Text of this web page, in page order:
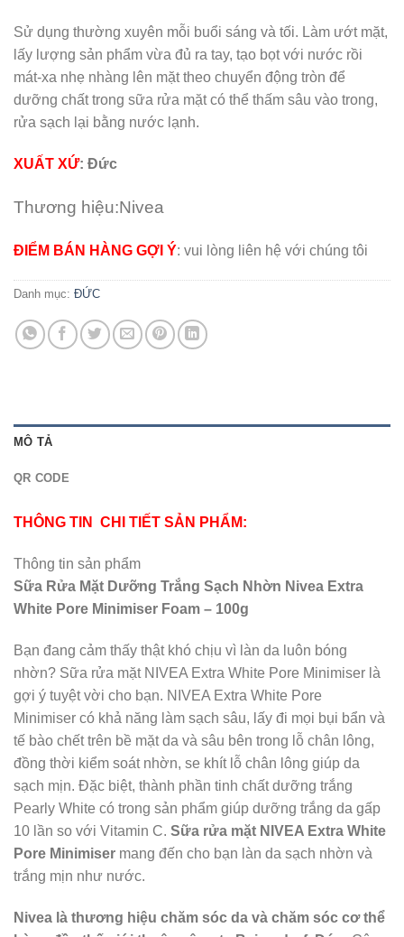
Sử dụng thường xuyên mỗi buổi sáng và tối. Làm ướt mặt,
lấy lượng sản phẩm vừa đủ ra tay, tạo bọt với nước rồi
mát-xa nhẹ nhàng lên mặt theo chuyển động tròn để
dưỡng chất trong sữa rửa mặt có thể thấm sâu vào trong,
rửa sạch lại bằng nước lạnh.
XUẤT XỨ: Đức
Thương hiệu:Nivea
ĐIỂM BÁN HÀNG GỢI Ý: vui lòng liên hệ với chúng tôi
Danh mục: ĐỨC
MÔ TẢ
QR CODE
THÔNG TIN CHI TIẾT SẢN PHẨM:
Thông tin sản phẩm
Sữa Rửa Mặt Dưỡng Trắng Sạch Nhờn Nivea Extra
White Pore Minimiser Foam – 100g
Bạn đang cảm thấy thật khó chịu vì làn da luôn bóng
nhờn? Sữa rửa mặt NIVEA Extra White Pore Minimiser là
gợi ý tuyệt vời cho bạn. NIVEA Extra White Pore
Minimiser có khả năng làm sạch sâu, lấy đi mọi bụi bẩn và
tế bào chết trên bề mặt da và sâu bên trong lỗ chân lông,
đồng thời kiểm soát nhờn, se khít lỗ chân lông giúp da
sạch mịn. Đặc biệt, thành phần tinh chất dưỡng trắng
Pearly White có trong sản phẩm giúp dưỡng trắng da gấp
10 lần so với Vitamin C. Sữa rửa mặt NIVEA Extra White
Pore Minimiser mang đến cho bạn làn da sạch nhờn và
trắng mịn như nước.
Nivea là thương hiệu chăm sóc da và chăm sóc cơ thể